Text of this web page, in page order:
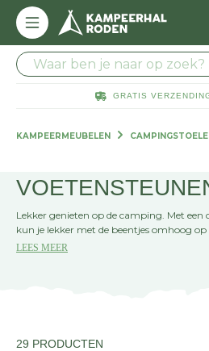
GRATIS
KAMPEERMEUBELEN
Lekker genieten op de camping. Met
kun je lekker met de beentjes omhoog
heerlijk relaxen en genieten van de jouw
LEES MEER
29 PRODUCTEN